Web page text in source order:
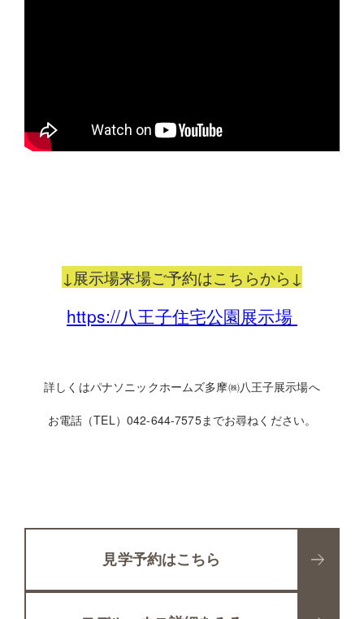
↓展示場来場ご予約はこちらから↓
https://八王子住宅公園展示場
詳しくはパナソニックホームズ多摩㈱八王子展示場へ
お電話（TEL）042-644-7575までお尋ねください。
見学予約はこちら